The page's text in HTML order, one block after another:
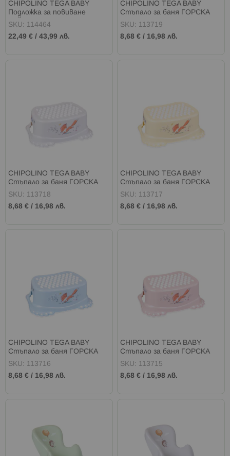
CHIPOLINO TEGA BABY
Подложка за повиване
ЗАЙЧЕТА БЯЛ
SKU: 114464
22,49 € / 43,99 лв.
CHIPOLINO TEGA BABY
Стъпало за баня ГОРСКА
ПРИКАЗКА ЗЕЛЕНО
SKU: 113719
8,68 € / 16,98 лв.
CHIPOLINO TEGA BABY
Стъпало за баня ГОРСКА
ПРИКАЗКА БЕЖОВ
SKU: 113718
8,68 € / 16,98 лв.
CHIPOLINO TEGA BABY
Стъпало за баня ГОРСКА
ПРИКАЗКА ЖЪЛТО
SKU: 113717
8,68 € / 16,98 лв.
CHIPOLINO TEGA BABY
Стъпало за баня ГОРСКА
ПРИКАЗКА СИНЬО
SKU: 113716
8,68 € / 16,98 лв.
CHIPOLINO TEGA BABY
Стъпало за баня ГОРСКА
ПРИКАЗКА РОЗОВО
SKU: 113715
8,68 € / 16,98 лв.